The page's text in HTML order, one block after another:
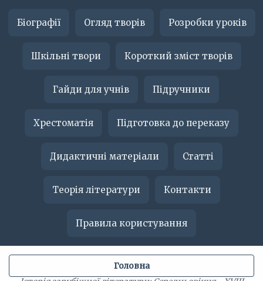
Біографії Огляд творів Розробки уроків
Шкільні твори Короткий зміст творів
Гайди для учнів Підручники
Хрестоматія Підготовка до переказу
Дидактичні матеріали Статті
Теорія літератури Контакти
Правила користування
Головна